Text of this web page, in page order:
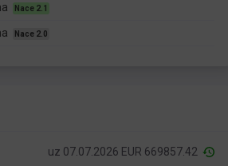
Nace 2.1
Nace 2.0
uz 07.07.2026 EUR 669857.42